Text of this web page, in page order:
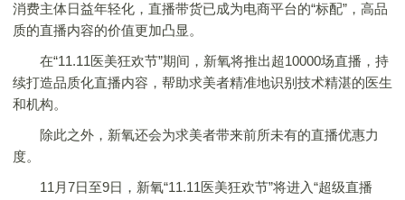
消费主体日益年轻化，直播带货已成为电商平台的“标配”，高品
质的直播内容的价值更加凸显。
在“11.11医美狂欢节”期间，新氧将推出超10000场直播，持
续打造品质化直播内容，帮助求美者精准地识别技术精湛的医生
和机构。
除此之外，新氧还会为求美者带来前所未有的直播优惠力
度。
11月7日至9日，新氧“11.11医美狂欢节”将进入“超级直播